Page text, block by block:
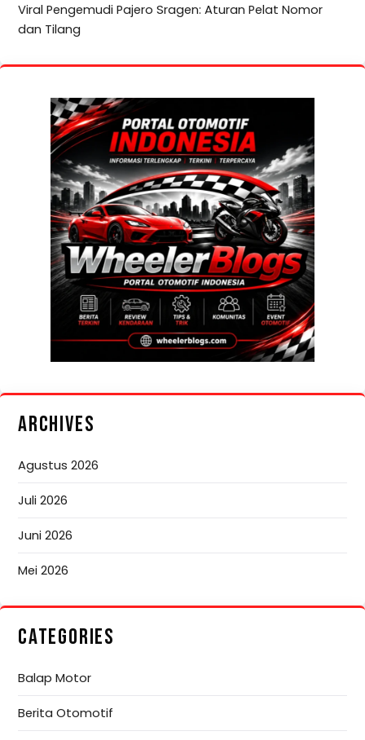
Viral Pengemudi Pajero Sragen: Aturan Pelat Nomor
dan Tilang
ARCHIVES
Agustus 2026
Juli 2026
Juni 2026
Mei 2026
CATEGORIES
Balap Motor
Berita Otomotif